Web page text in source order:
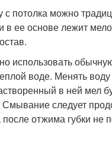
с потолка можно
в ее основе лежит
использовать
воде. Менять
в ней мел
Смывание следует
отжима губки не